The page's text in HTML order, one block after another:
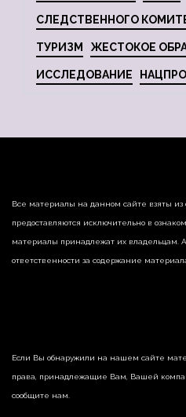
СЛЕДСТВЕННОГО
ТУРИЗМ ЖЕСТОКОЕ
ИССЛЕДОВАНИЕ
Все материалы на данном сайте взяты из
предоставляются исключительно в
материалы принадлежат их владельцам.
ответственности за содержание
Если Вы обнаружили на нашем сайте
права, принадлежащие Вам, Вашей
сообщите нам.